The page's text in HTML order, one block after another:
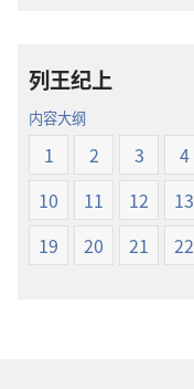
列王纪上
内容大纲
1 2 3 4
10
11 12 13
19
20 21 22